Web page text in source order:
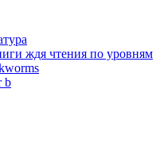
ждя чтения по уровням
b